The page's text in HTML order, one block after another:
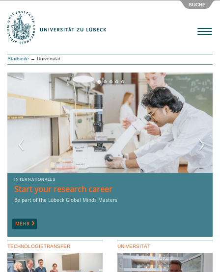
SUCHE
Menu
Startseite → Universität
INTERNATIONALES
Start your research career
MEHR ›
Be part of the Lübeck Global Minds Masters
‹ ›
TECHNOLOGIETRANSFER UNIVERSITÄT